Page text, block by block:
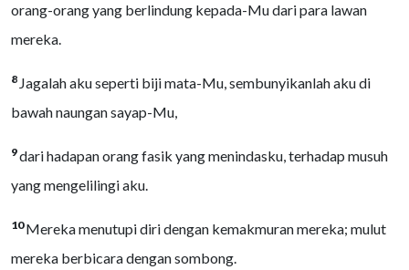
orang-orang yang berlindung kepada-Mu dari para lawan
mereka.
8 Jagalah aku seperti biji mata-Mu, sembunyikanlah aku di
bawah naungan sayap-Mu,
9dari hadapan orang fasik yang menindasku, terhadap musuh
yang mengelilingi aku.
10Mereka menutupi diri dengan kemakmuran mereka; mulut
mereka berbicara dengan sombong.